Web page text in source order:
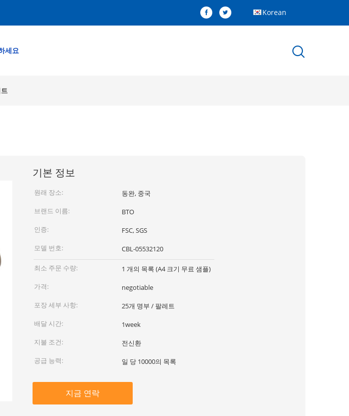
Korean
세요
기본 정보
원래 장소:
동완, 중국
브랜드 이름:
BTO
인증:
FSC, SGS
모델 번호:
CBL-05532120
최소 주문 수량:
1 개의 목록 (A4 크기 무료 샘플)
가격:
negotiable
포장 세부 사항:
25개 명부 / 팔레트
배달 시간:
1week
지불 조건:
전신환
공급 능력:
일 당 10000의 목록
지금 연락